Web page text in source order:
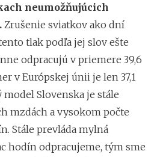
neumožňujúcich
Zrušenie sviatkov ako dní
tlak podľa jej slov ešte
odpracujú v priemere 39,6
v Európskej únii je len 37,1
Slovenska je stále
mzdách a vysokom počte
Stále prevláda mylná
hodín odpracujeme, tým sme